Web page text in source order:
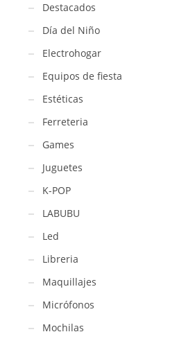
Destacados
Día del Niño
Electrohogar
Equipos de fiesta
Estéticas
Ferreteria
Games
Juguetes
K-POP
LABUBU
Led
Libreria
Maquillajes
Micrófonos
Mochilas